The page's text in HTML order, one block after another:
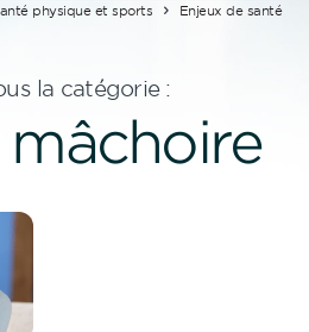
physique et sports
Enjeux de santé
la catégorie :
mâchoire